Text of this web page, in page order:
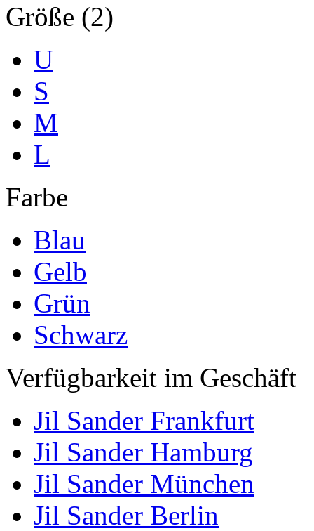
Größe (2)
U
S
M
L
Farbe
Blau
Gelb
Grün
Schwarz
Verfügbarkeit im Geschäft
Jil Sander Frankfurt
Jil Sander Hamburg
Jil Sander München
Jil Sander Berlin